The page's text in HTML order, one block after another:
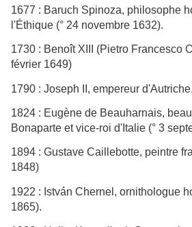
1677 : Baruch Spinoza, philosophe
l'Éthique (° 24 novembre 1632).
1730 : Benoît XIII (Pietro Francesco
février 1649)
1790 : Joseph II, empereur d'Autriche.
1824 : Eugène de Beauharnais,
Bonaparte et vice-roi d'Italie (° 3
1894 : Gustave Caillebotte, peintre
1848)
1922 : István Chernel, ornithologue
1865).